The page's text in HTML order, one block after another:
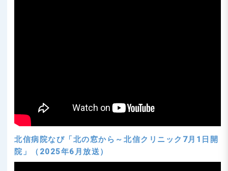
北信病院なび「北の窓から～北信クリニック7月1日開
院」（2025年6月放送）